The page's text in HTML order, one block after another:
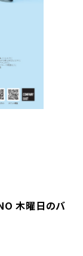
木曜日のバ